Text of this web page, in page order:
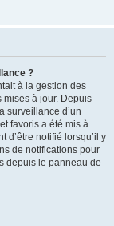
?
à la gestion des
mises à jour. Depuis
surveillance d’un
favoris a été mis à
d’être notifié lorsqu’il y
de notifications pour
depuis le panneau de